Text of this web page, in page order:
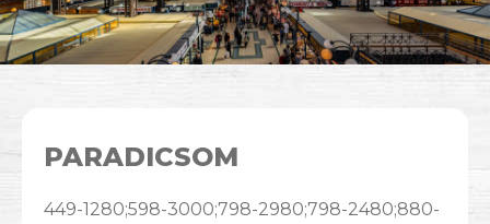
PARADICSOM
449-1280;598-3000;798-2980;798-2480;880-